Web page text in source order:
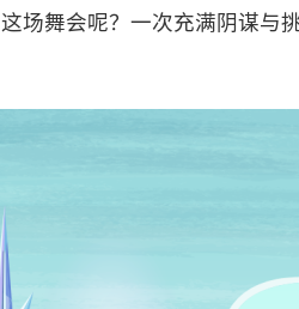
场舞会呢？一次充满阴谋与